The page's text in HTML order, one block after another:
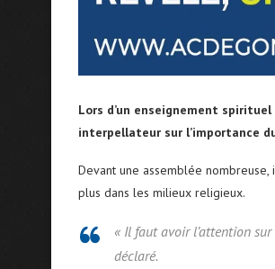
Lors d’un enseignement
interpellateur sur l’importance
Devant une assemblée
plus dans les milieux religieux.
« Il faut avoir l’attention
déclaré.